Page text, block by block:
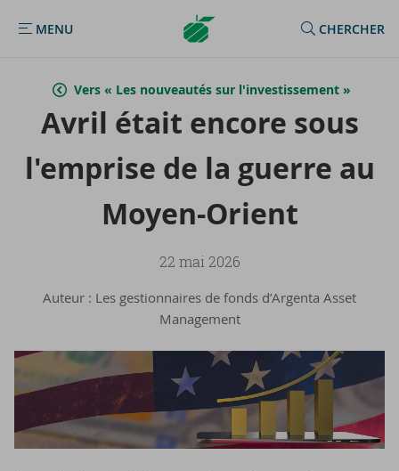
MENU
MENU
Argenta
Homepage
CHERCHER
Vers « Les nouveautés sur l'investissement »
Avril était en­core sous
l'em­prise de la guerre au
Moyen-​Orient
22 mai 2026
Auteur : Les gestionnaires de fonds d’Argenta Asset
Management